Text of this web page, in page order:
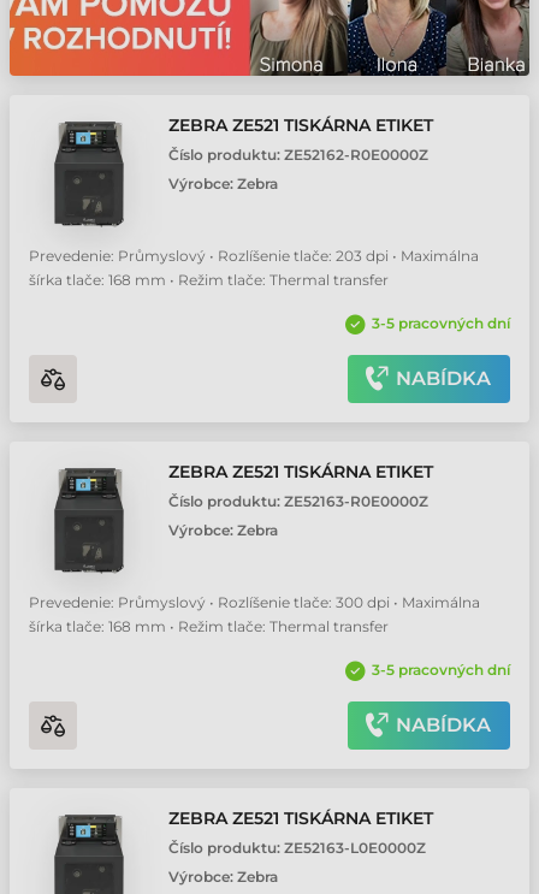
ZEBRA ZE521 TISKÁRNA ETIKET
Číslo produktu: ZE52162-R0E0000Z
Výrobce: Zebra
Prevedenie: Průmyslový • Rozlíšenie tlače: 203 dpi • Maximálna
šírka tlače: 168 mm • Režim tlače: Thermal transfer
3-5 pracovných dní
NABÍDKA
ZEBRA ZE521 TISKÁRNA ETIKET
Číslo produktu: ZE52163-R0E0000Z
Výrobce: Zebra
Prevedenie: Průmyslový • Rozlíšenie tlače: 300 dpi • Maximálna
šírka tlače: 168 mm • Režim tlače: Thermal transfer
3-5 pracovných dní
NABÍDKA
ZEBRA ZE521 TISKÁRNA ETIKET
Číslo produktu: ZE52163-L0E0000Z
Výrobce: Zebra